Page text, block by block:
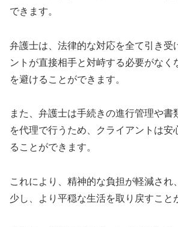
できます。
弁護士は、法律的な対応を全て引き受
ントが直接相手と対峙する必要がなく
を避けることができます。
また、弁護士は手続きの進行管理や書
を代理で行うため、クライアントは安
ることができます。
これにより、精神的な負担が軽減され
少し、より平穏な生活を取り戻すこと